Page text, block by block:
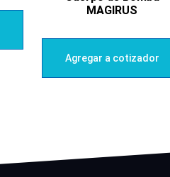
MAGIRUS
Agregar a cotizador